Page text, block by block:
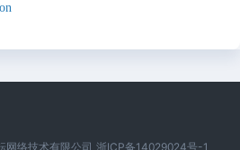
on
络技术有限公司 浙ICP备14029024号-1